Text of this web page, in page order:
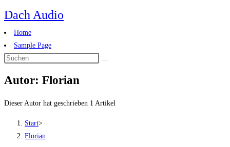
Zum
Inhalt
springen
Dach Audio
Home
Sample Page
Diese
durchsuchen
Autor: Florian
Dieser Autor hat geschrieben 1 Artikel
Start>
Florian